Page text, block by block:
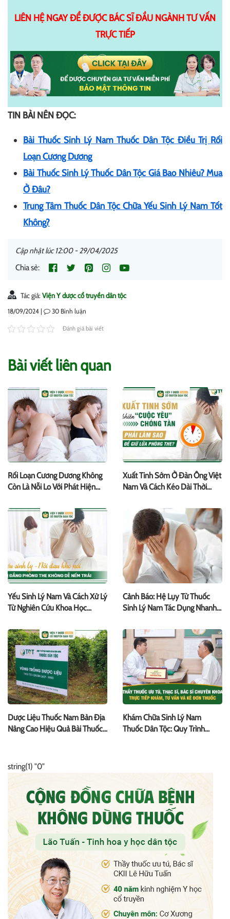
LIÊN HỆ NGAY ĐỂ ĐƯỢC BÁC SĨ ĐẦU NGÀNH TƯ VẤN
TRỰC TIẾP
TIN BÀI NÊN ĐỌC:
Bài Thuốc Sinh Lý Nam Thuốc Dân Tộc Điều Trị Rối
Loạn Cương Dương
Bài Thuốc Sinh Lý Thuốc Dân Tộc Giá Bao Nhiêu? Mua
Ở Đâu?
Trung Tâm Thuốc Dân Tộc Chữa Yếu Sinh Lý Nam Tốt
Không?
Cập nhật lúc 12:00 - 29/04/2025
Chia sẻ:
Tác giả: Viện Y dược cổ truyền dân tộc
18/09/2024 | 30 Bình luận
Đánh giá bài viết
Bài viết liên quan
Rối Loạn Cương Dương Không
Còn Là Nỗi Lo Với Phát Hiện
Dân Tộc
Xuất Tinh Sớm Ở Đàn Ông Việt
Nam Và Cách Kéo Dài Thời
Yếu Sinh Lý Nam Và Cách Xử Lý
Từ Nghiên Cứu Khoa Học
Cảnh Báo: Hệ Lụy Từ Thuốc
Sinh Lý Nam Tác Dụng Nhanh
Dược Liệu Thuốc Nam Bản Địa
Nâng Cao Hiệu Quả Bài Thuốc
Khám Chữa Sinh Lý Nam
Thuốc Dân Tộc: Quy Trình
string(1) "0"